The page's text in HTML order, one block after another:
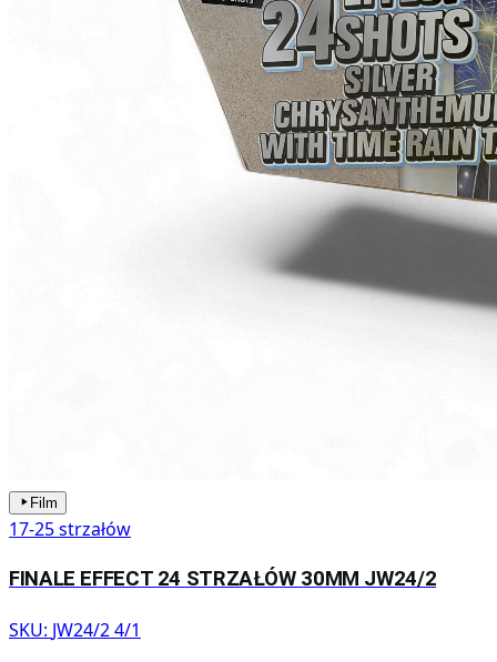
Film
17-25 strzałów
FINALE EFFECT 24 STRZAŁÓW 30MM JW24/2
SKU: JW24/2 4/1